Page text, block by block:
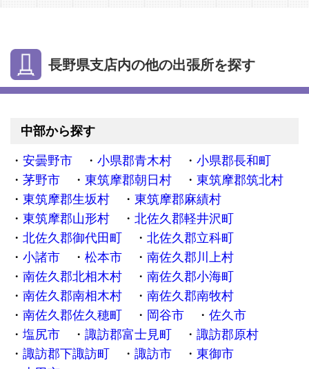
長野県支店内の他の出張所を探す
中部から探す
安曇野市 小県郡青木村
小県郡長和町
茅野市
東筑摩郡朝日村
東筑摩郡筑北村
東筑摩郡生坂村
東筑摩郡麻績村
東筑摩郡山形村
北佐久郡軽井沢町
北佐久郡御代田町
北佐久郡立科町
小諸市
松本市
南佐久郡川上村
南佐久郡北相木村
南佐久郡小海町
南佐久郡南相木村
南佐久郡南牧村
南佐久郡佐久穂町
岡谷市
佐久市
塩尻市
諏訪郡富士見町
諏訪郡原村
諏訪郡下諏訪町
諏訪市
東御市